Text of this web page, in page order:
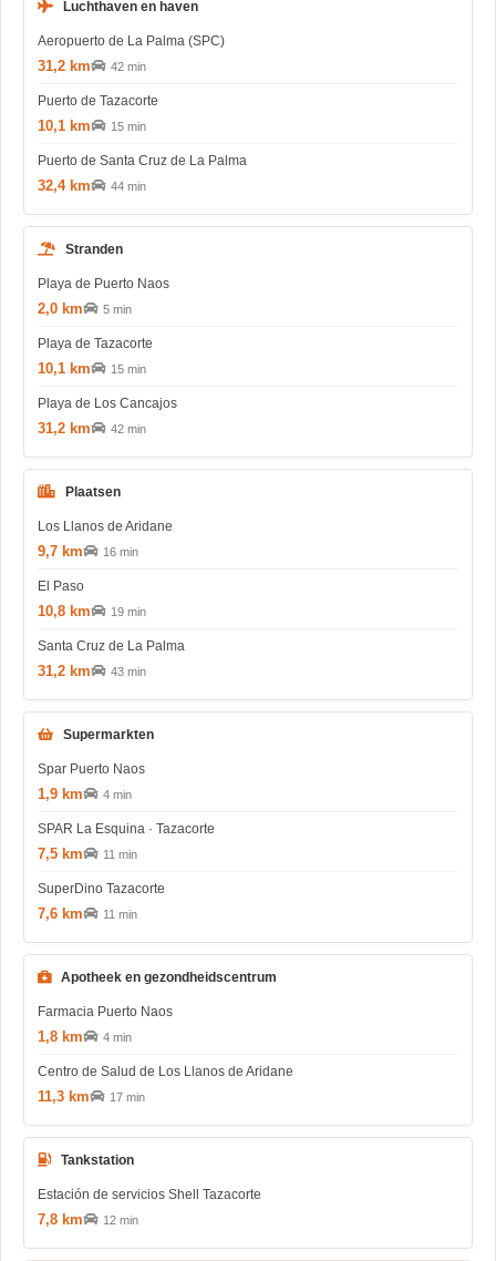
Luchthaven en haven
Aeropuerto de La Palma (SPC)
31,2 km 42 min
Puerto de Tazacorte
10,1 km 15 min
Puerto de Santa Cruz de La Palma
32,4 km 44 min
Stranden
Playa de Puerto Naos
2,0 km 5 min
Playa de Tazacorte
10,1 km 15 min
Playa de Los Cancajos
31,2 km 42 min
Plaatsen
Los Llanos de Aridane
9,7 km 16 min
El Paso
10,8 km 19 min
Santa Cruz de La Palma
31,2 km 43 min
Supermarkten
Spar Puerto Naos
1,9 km 4 min
SPAR La Esquina · Tazacorte
7,5 km 11 min
SuperDino Tazacorte
7,6 km 11 min
Apotheek en gezondheidscentrum
Farmacia Puerto Naos
1,8 km 4 min
Centro de Salud de Los Llanos de Aridane
11,3 km 17 min
Tankstation
Estación de servicios Shell Tazacorte
7,8 km 12 min